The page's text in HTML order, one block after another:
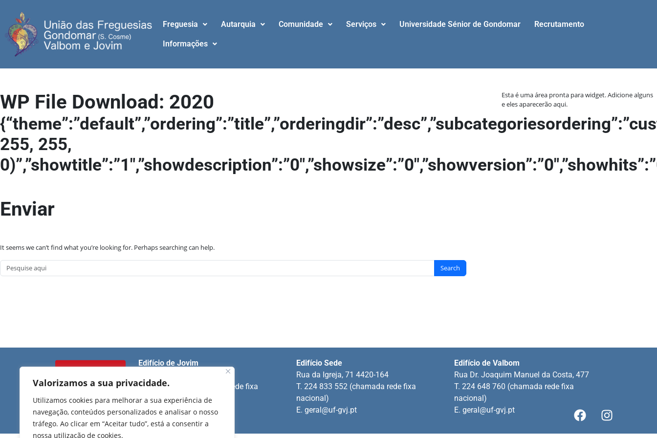
Valorizamos a sua privacidade.
Utilizamos cookies para melhorar a sua experiência de
navegação, conteúdos personalizados e analisar o nosso
tráfego. Ao clicar em “Aceitar tudo”, está a consentir a
nossa utilização de cookies.
Freguesia Autarquia Comunidade Serviços Universidade Sénior de Gondomar Recrutamento
Informações
WP File Download: 2020
255, 255,
Enviar
It seems we can’t find what you’re looking for. Perhaps searching can help.
Search
Esta é uma área pronta para widget. Adicione alguns
e eles aparecerão aqui.
2025 Todos os direitos
reservados.
Edifício de Jovim
Rua Manuel Pinto Martins
T. 224 509 703 (chamada rede fixa
nacional)
E.geral@uf-gvj.pt
Edifício Sede
Rua da Igreja, 71 4420-164
T. 224 833 552 (chamada rede fixa
nacional)
E.geral@uf-gvj.pt
Edifício de Valbom
Rua Dr. Joaquim Manuel da Costa, 477
T. 224 648 760 (chamada rede fixa
nacional)
E.geral@uf-gvj.pt